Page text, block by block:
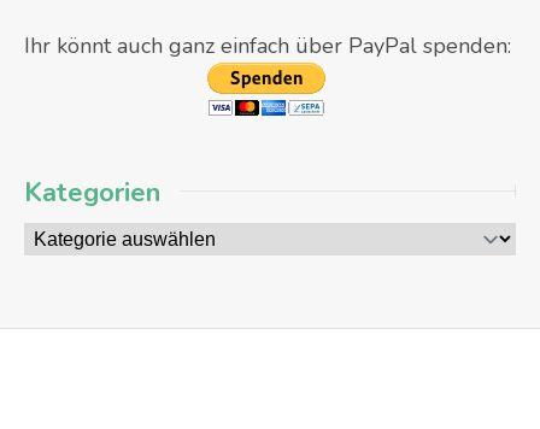
Ihr könnt auch ganz einfach über PayPal spenden:
Kategorien